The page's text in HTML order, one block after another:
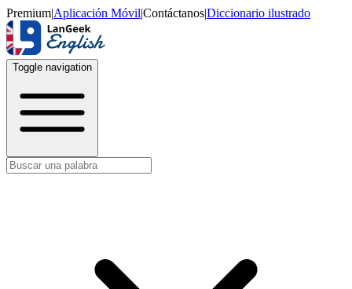
Premium|Aplicación Móvil|Contáctanos|Diccionario ilustrado
Toggle navigation